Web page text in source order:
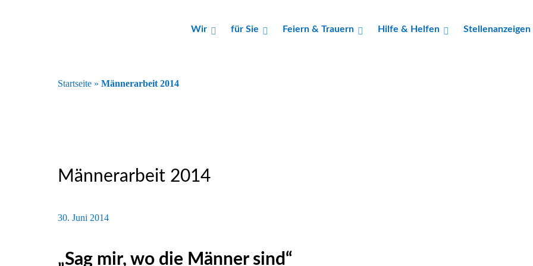
Wir für Sie Feiern & Trauern Hilfe & Helfen Stellenanzeigen
Startseite » Männerarbeit 2014
Männerarbeit 2014
30. Juni 2014
„Sag mir, wo die Männer sind“